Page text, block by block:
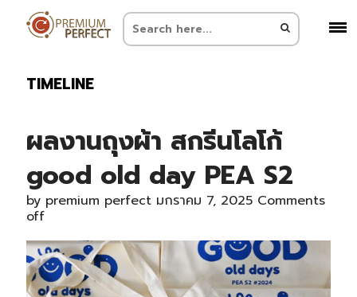
TIMELINE
ผลงานถุงผ้า สกรีนโลโก้
good old day PEA S2
by premium perfect มกราคม 7, 2025 Comments
off